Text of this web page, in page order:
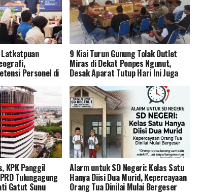
Personel di
9 Kiai Turun Gunung Tolak Outlet
Miras di Dekat Ponpes Ngunut,
Desak Aparat Tutup Hari Ini Juga
KPK Panggil
Tulungagung
Gatut Sunu
Alarm untuk SD Negeri: Kelas Satu
Hanya Diisi Dua Murid, Kepercayaan
Orang Tua Dinilai Mulai Bergeser